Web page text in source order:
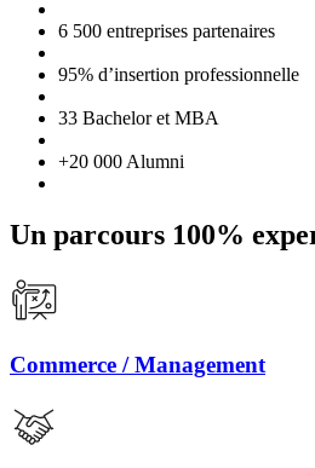
6 500 entreprises partenaires
95% d’insertion professionnelle
33 Bachelor et MBA
+20 000 Alumni
Un parcours 100%
Commerce / Management